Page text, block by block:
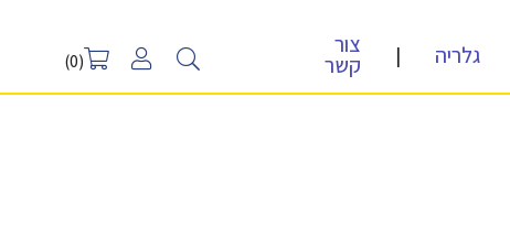
גלריה | צור
קשר (0)